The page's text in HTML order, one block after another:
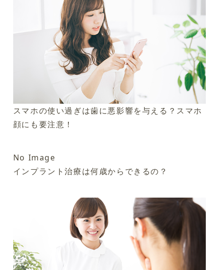
スマホの使い過ぎは歯に悪影響を与える？スマホ
顔にも要注意！
No Image
インプラント治療は何歳からできるの？